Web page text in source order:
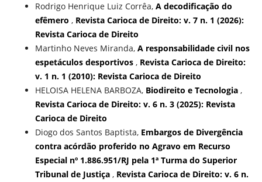
Rodrigo Henrique Luiz Corrêa, A decodificação do
efêmero , Revista Carioca de Direito: v. 7 n. 1 (2026):
Revista Carioca de Direito
Martinho Neves Miranda, A responsabilidade civil nos
espetáculos desportivos , Revista Carioca de Direito:
v. 1 n. 1 (2010): Revista Carioca de Direito
HELOISA HELENA BARBOZA, Biodireito e Tecnologia ,
Revista Carioca de Direito: v. 6 n. 3 (2025): Revista
Carioca de Direito
Diogo dos Santos Baptista, Embargos de Divergência
contra acórdão proferido no Agravo em Recurso
Especial nº 1.886.951/RJ pela 1ª Turma do Superior
Tribunal de Justiça , Revista Carioca de Direito: v. 6 n.